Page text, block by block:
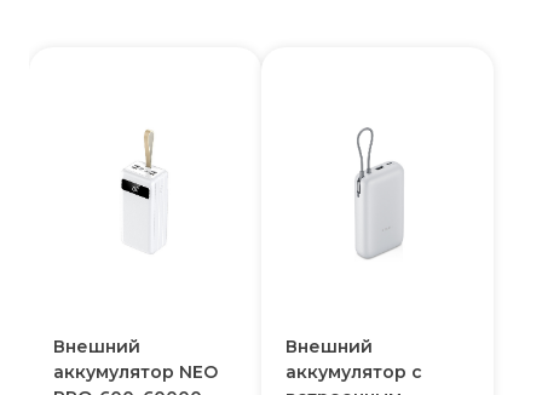
Внешний
аккумулятор NEO
Внешний
аккумулятор с